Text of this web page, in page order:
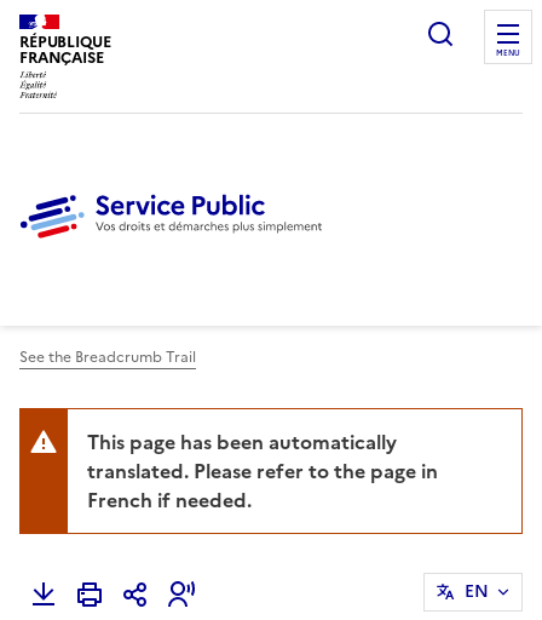
RÉPUBLIQUE
FRANÇAISE
Ouvrir
MENU
See the Breadcrumb Trail
This page has been automatically
translated. Please refer to the page in
French if needed.
EN